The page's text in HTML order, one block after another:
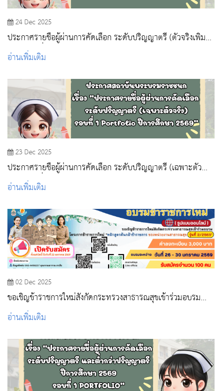
24 Dec 2025
ประกาศรายชื่อผู้ผ่านการคัดเลือก ระดับปริญญาตรี (ตัวจริงเพิ่ม
เติม) รอบที่ 1 Portfolio ปีการศึกษา 2569
อ่านเพิ่มเติม
23 Dec 2025
ประกาศรายชื่อผู้ผ่านการคัดเลือก ระดับปริญญาตรี (เฉพาะตัว
จริง) รอบที่ 1 Portfolio ปีการศึกษา 2569
อ่านเพิ่มเติม
02 Dec 2025
ขอเชิญข้าราชการใหม่สังกัดกระทรวงสาธารณสุขเข้าร่วมอบรม
โครงการปฐมนิเทศข้าราชการใหม่ “หลักสูตรต้นกล้า
ข้าราชการ” รุ่นที่ 2/2569
อ่านเพิ่มเติม